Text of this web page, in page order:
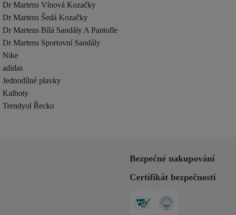
Dr Martens Vínová Kozačky
Dr Martens Šedá Kozačky
Dr Martens Bílá Sandály A Pantofle
Dr Martens Sportovní Sandály
Nike
adidas
Jednodílné plavky
Kalhoty
Trendyol Řecko
Bezpečné nakupování
Certifikát bezpečnosti